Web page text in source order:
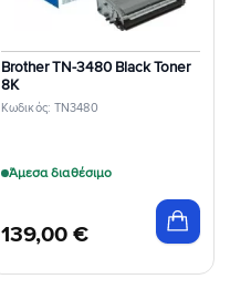
Επιθυμιών
Κωδικός: TN3480
Brother TN-3480 Black Toner
8K
139,00 €
Άμεσα διαθέσιμο